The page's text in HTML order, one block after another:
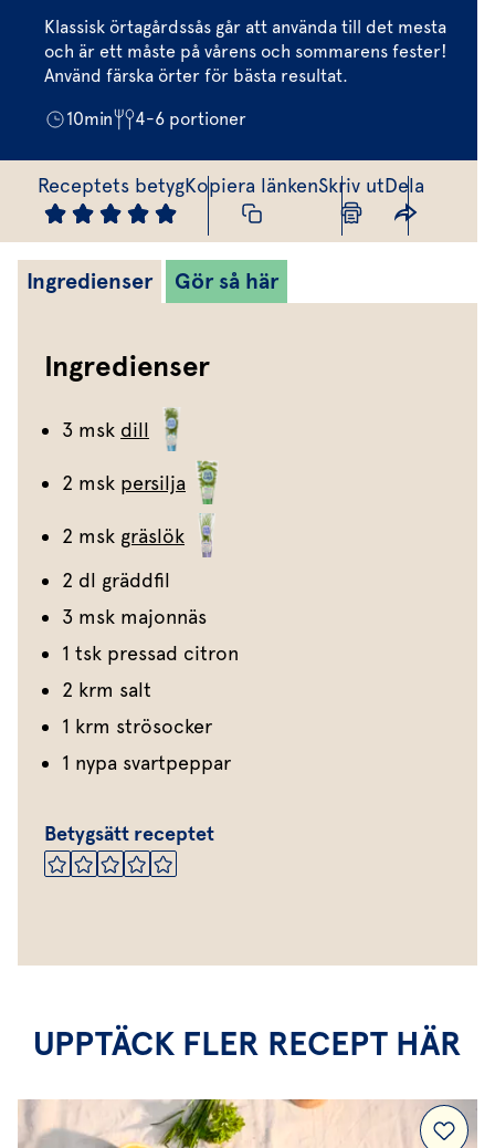
Vinägrett
Kryddsmör
Oregano
Röd
Vårt sortiment
Våra färska örter
Vår sallat & gröna blad
Våra mikroörter & skott
Fixa vinägretten
Klassisk örtagårdssås går att använda till det mesta
och är ett måste på vårens och sommarens fester!
Använd färska örter för bästa resultat.
10min 4-6 portioner
Receptets betygKopiera länkenSkriv utDela
Ingredienser Gör så här
Ingredienser
3 msk dill
2 msk persilja
2 msk gräslök
2 dl gräddfil
3 msk majonnäs
1 tsk pressad citron
2 krm salt
1 krm strösocker
1 nypa svartpeppar
Betygsätt receptet
UPPTÄCK FLER RECEPT HÄR